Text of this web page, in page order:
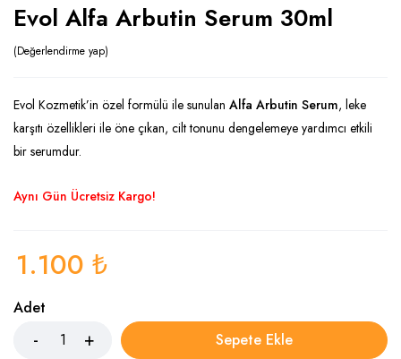
Evol Alfa Arbutin Serum 30ml
Değerlendirme yap
Evol Kozmetik’in özel formülü ile sunulan Alfa Arbutin Serum, leke
karşıtı özellikleri ile öne çıkan, cilt tonunu dengelemeye yardımcı etkili
bir serumdur.
Aynı Gün Ücretsiz Kargo!
1.100 ₺
Adet
Sepete Ekle